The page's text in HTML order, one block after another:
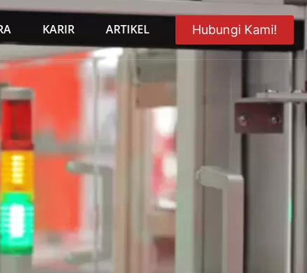
KARIR ARTIKEL Hubungi Kami!